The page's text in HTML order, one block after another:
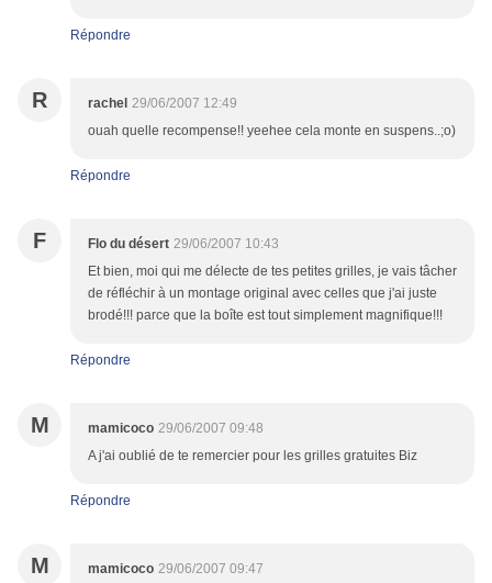
Répondre
R rachel 29/06/2007 12:49
ouah quelle recompense!! yeehee cela monte en suspens..;o)
Répondre
F Flo du désert 29/06/2007 10:43
Et bien, moi qui me délecte de tes petites grilles, je vais tâcher
de réfléchir à un montage original avec celles que j'ai juste
brodé!!! parce que la boîte est tout simplement magnifique!!!
Répondre
M mamicoco 29/06/2007 09:48
A j'ai oublié de te remercier pour les grilles gratuites Biz
Répondre
M mamicoco 29/06/2007 09:47